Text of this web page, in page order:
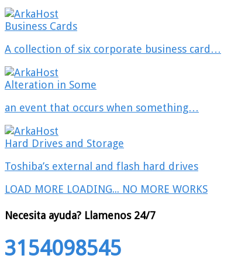
Business Cards
A collection of six corporate business card…
Alteration in Some
an event that occurs when something…
Hard Drives and Storage
Toshiba’s external and flash hard drives
LOAD MORE LOADING... NO MORE WORKS
Necesita ayuda? Llamenos 24/7
3154098545